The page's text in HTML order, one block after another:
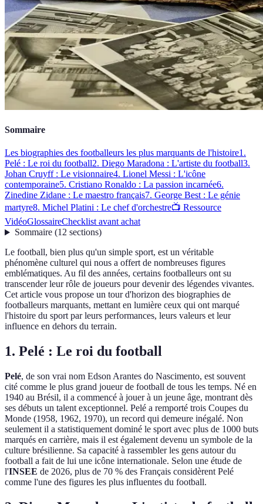
Sommaire
Les biographies des footballeurs les plus marquants de l'histoire1.
Pelé : Le roi du football2. Diego Maradona : L'artiste du football3.
Johan Cruyff : Le visionnaire4. Lionel Messi : L'icône
contemporaine5. Cristiano Ronaldo : La passion incarnée6.
Zinedine Zidane : Le maestro français7. George Best : Le génie
martyre8. Michel Platini : Le chef d'orchestre📺 Ressource
VidéoGlossaireChecklist avant achat
Sommaire(12 sections)
Le football, bien plus qu'un simple sport, est un véritable
phénomène culturel qui nous a offert de nombreuses figures
emblématiques. Au fil des années, certains footballeurs ont su
transcender leur rôle de joueurs pour devenir des légendes vivantes.
Cet article vous propose un tour d'horizon des biographies de
footballeurs marquants, mettant en lumière ceux qui ont marqué
l'histoire du sport par leurs performances, leurs valeurs et leur
influence en dehors du terrain.
1. Pelé : Le roi du football
Pelé, de son vrai nom Edson Arantes do Nascimento, est souvent
cité comme le plus grand joueur de football de tous les temps. Né en
1940 au Brésil, il a commencé à jouer à un jeune âge, montrant dès
ses débuts un talent exceptionnel. Pelé a remporté trois Coupes du
Monde (1958, 1962, 1970), un record qui demeure inégalé. Non
seulement il a statistiquement dominé le sport avec plus de 1000 buts
marqués en carrière, mais il est également devenu un symbole de la
culture brésilienne. Sa capacité à rassembler les gens autour du
football a fait de lui une icône internationale. Selon une étude de
l'INSEE de 2026, plus de 70 % des Français considèrent Pelé
comme l'une des figures les plus influentes du football.